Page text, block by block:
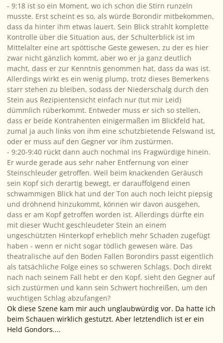
- 9:18 ist so ein Moment, wo ich schon die Stirn runzeln
musste. Erst scheint es so, als würde Borondir mitbekommen,
dass da hinter ihm etwas lauert. Sein Blick strahlt komplette
Kontrolle über die Situation aus, der Schulterblick ist im
Mittelalter eine art spöttische Geste gewesen, zu der es hier
zwar nicht gänzlich kommt, aber wo er ja ganz deutlich
macht, dass er zur Kenntnis genommen hat, dass da was ist.
Allerdings wirkt es ein wenig plump, trotz dieses Bemerkens
starr stehen zu bleiben, sodass der Niederschalg durch den
Stein aus Rezipientensicht einfach nur (tut mir Leid)
dümmlich rüberkommt. Entweder muss er sich so stellen,
dass er beide Kontrahenten einigermaßen im Blickfeld hat,
zumal ja auch links von ihm eine schutzbietende Felswand ist,
oder er muss auf den Gegner vor ihm zustürmen.
- 9:20-9:40 rückt dann auch nochmal ins Fragwürdige hinein.
Er wurde gerade aus sehr naher Entfernung von einer
Steinschleuder getroffen. Weil beim knackenden Geräusch
sein Kopf sich derartig bewegt, er darauffolgend einen
schwammigen Blick hat und der Ton auch noch leicht piepsig
und dröhnend hinzukommt, können wir davon ausgehen,
dass er am Kopf getroffen worden ist. Allerdings dürfte ein
mit dieser Wucht geschleudeter Stein an einem
ungeschützten Hinterkopf erheblich mehr Schaden zugefügt
haben - wenn er nicht sogar tödlich gewesen wäre. Das
theatralische auf den Boden Fallen Borondirs passt eigentlich
als tatsächliche Folge eines so schweren Schlags. Doch direkt
nach nach seinem Fall hebt er den Kopf, sieht den Gegner auf
sich zustürmen und kann sein Schwert hochreißen, um den
wuchtigen Schlag abzufangen?
Ok diese Szene kam mir auch unglaubwürdig vor. Da hatte ich
beim Schauen wirklich gestutzt. Aber letztendlich ist er ein
Held Gondors....